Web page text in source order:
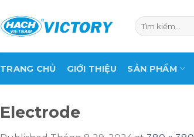
Tìm
kiếm:
TRANG CHỦ GIỚI THIỆU SẢN PHẨM
Electrode